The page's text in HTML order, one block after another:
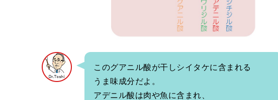
このグアニル酸が干しシイタケに含まれる
うま味成分だよ。
アデニル酸は肉や魚に含まれ、